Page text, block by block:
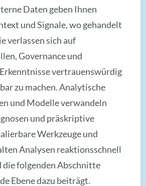
Daten geben Ihnen
und Signale, wo gehandelt
verlassen sich auf
Governance und
vertrauenswürdig
zu machen. Analytische
und Modelle verwandeln
und präskriptive
Werkzeuge und
Analysen reaktionsschnell
die folgenden Abschnitte
Ebene dazu beiträgt.